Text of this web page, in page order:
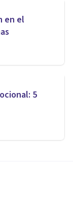
en el
5